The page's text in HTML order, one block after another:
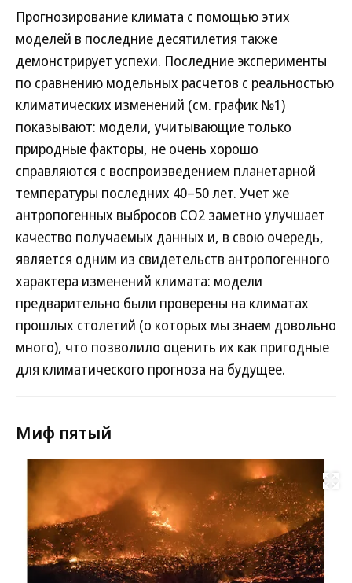
Прогнозирование климата с помощью этих
моделей в последние десятилетия также
демонстрирует успехи. Последние эксперименты
по сравнению модельных расчетов с реальностью
климатических изменений (см. график №1)
показывают: модели, учитывающие только
природные факторы, не очень хорошо
справляются с воспроизведением планетарной
температуры последних 40–50 лет. Учет же
антропогенных выбросов СО2 заметно улучшает
качество получаемых данных и, в свою очередь,
является одним из свидетельств антропогенного
характера изменений климата: модели
предварительно были проверены на климатах
прошлых столетий (о которых мы знаем довольно
много), что позволило оценить их как пригодные
для климатического прогноза на будущее.
Миф пятый